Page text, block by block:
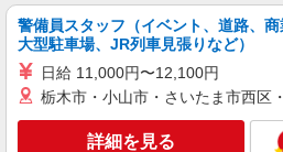
派遣社員
株式会社トラストグロース 北海道支社
教育施設での調理
る） 交通費別途支
警備員スタッフ（イベント、道路、商
大型駐車場、JR列車見張りなど）
日給 11,000円〜12,100円
栃木市・小山市・さいたま市西区
詳細を見る